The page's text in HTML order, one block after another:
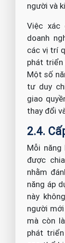
người và
Việc xác
doanh
các vị trí
phát triển
Một số
tư duy
giao
thay đổi
2.4.
Mỗi
được
nhằm
năng áp
này
người
mà còn
phát